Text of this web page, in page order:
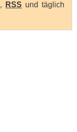
, RSS und täglich